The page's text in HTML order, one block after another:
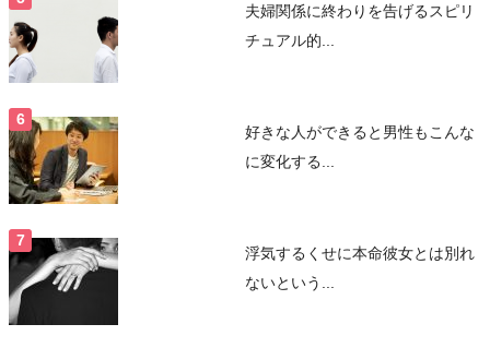
夫婦関係に終わりを告げるスピリ
チュアル的...
好きな人ができると男性もこんな
に変化する...
浮気するくせに本命彼女とは別れ
ないという...